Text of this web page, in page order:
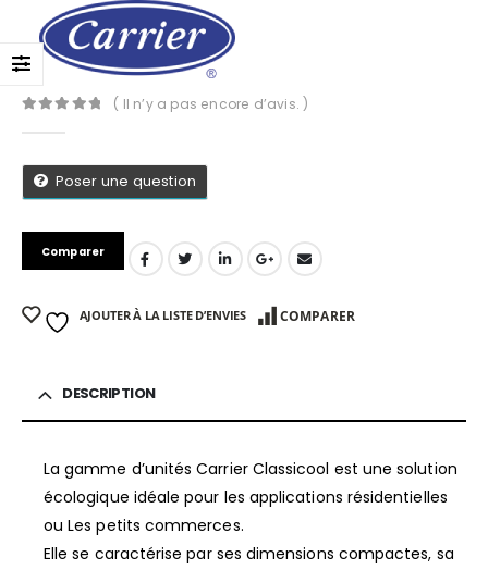
( Il n’y a pas encore d’avis. )
Poser une question
Comparer
AJOUTER À LA LISTE D’ENVIES COMPARER
DESCRIPTION
La gamme d’unités Carrier Classicool est une solution
écologique idéale pour les applications résidentielles
ou Les petits commerces.
Elle se caractérise par ses dimensions compactes, sa